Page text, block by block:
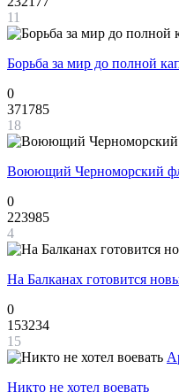
11
Борьба за мир до полной
0
371785
18
Воюющий Черноморский
0
223985
4
На Балканах готовится
0
153234
15
Никто не хотел воевать